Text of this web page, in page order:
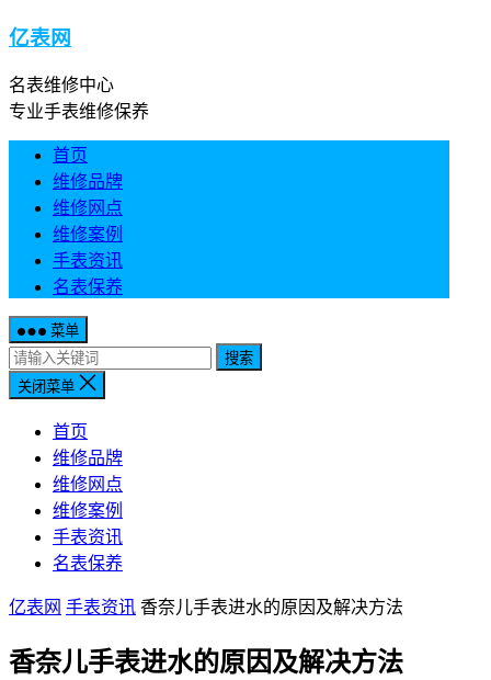
亿表网
名表维修中心
专业手表维修保养
首页
维修品牌
维修网点
维修案例
手表资讯
名表保养
菜单
搜索
关闭菜单
首页
维修品牌
维修网点
维修案例
手表资讯
名表保养
亿表网 手表资讯 香奈儿手表进水的原因及解决方法
香奈儿手表进水的原因及解决方法